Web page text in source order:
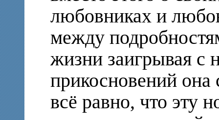
любовниках и
между
жизни заигрывая с
прикосновений
всё равно, что эту